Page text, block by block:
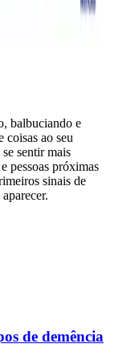
balbuciando e
coisas ao seu
sentir mais
pessoas próximas
sinais de
de demência